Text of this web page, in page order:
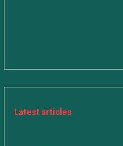
Latest articles